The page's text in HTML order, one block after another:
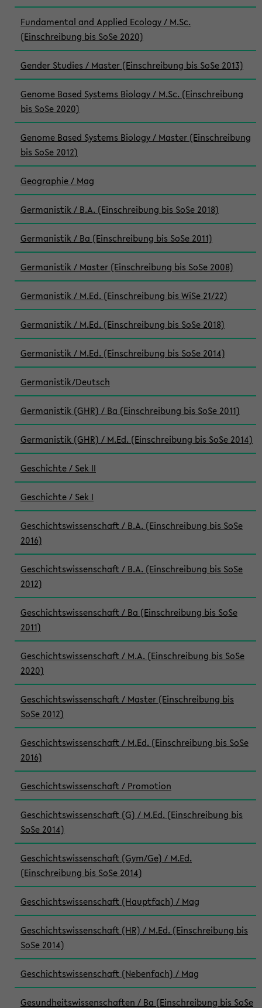
Fundamental and Applied Ecology / M.Sc.
(Einschreibung bis SoSe 2020)
Gender Studies / Master (Einschreibung bis SoSe 2013)
Genome Based Systems Biology / M.Sc. (Einschreibung
bis SoSe 2020)
Genome Based Systems Biology / Master (Einschreibung
bis SoSe 2012)
Geographie / Mag
Germanistik / B.A. (Einschreibung bis SoSe 2018)
Germanistik / Ba (Einschreibung bis SoSe 2011)
Germanistik / Master (Einschreibung bis SoSe 2008)
Germanistik / M.Ed. (Einschreibung bis WiSe 21/22)
Germanistik / M.Ed. (Einschreibung bis SoSe 2018)
Germanistik / M.Ed. (Einschreibung bis SoSe 2014)
Germanistik/Deutsch
Germanistik (GHR) / Ba (Einschreibung bis SoSe 2011)
Germanistik (GHR) / M.Ed. (Einschreibung bis SoSe 2014)
Geschichte / Sek II
Geschichte / Sek I
Geschichtswissenschaft / B.A. (Einschreibung bis SoSe
2016)
Geschichtswissenschaft / B.A. (Einschreibung bis SoSe
2012)
Geschichtswissenschaft / Ba (Einschreibung bis SoSe
2011)
Geschichtswissenschaft / M.A. (Einschreibung bis SoSe
2020)
Geschichtswissenschaft / Master (Einschreibung bis
SoSe 2012)
Geschichtswissenschaft / M.Ed. (Einschreibung bis SoSe
2016)
Geschichtswissenschaft / Promotion
Geschichtswissenschaft (G) / M.Ed. (Einschreibung bis
SoSe 2014)
Geschichtswissenschaft (Gym/Ge) / M.Ed.
(Einschreibung bis SoSe 2014)
Geschichtswissenschaft (Hauptfach) / Mag
Geschichtswissenschaft (HR) / M.Ed. (Einschreibung bis
SoSe 2014)
Geschichtswissenschaft (Nebenfach) / Mag
Gesundheitswissenschaften / Ba (Einschreibung bis SoSe